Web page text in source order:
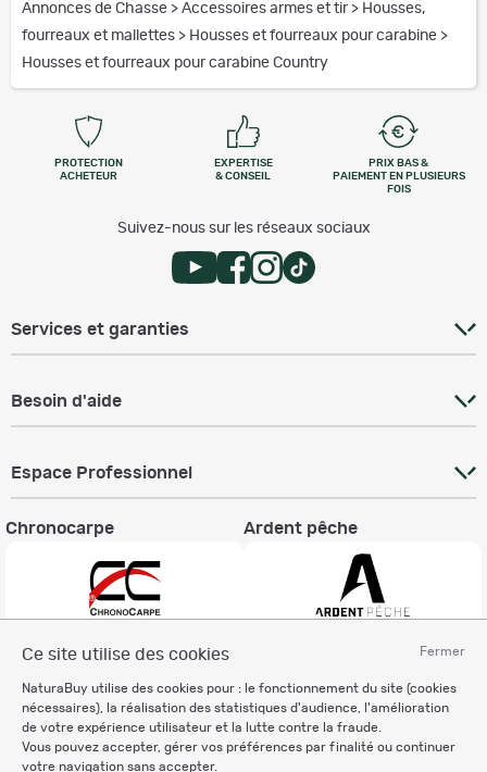
Fermer
Ce site utilise des cookies
NaturaBuy utilise des cookies pour : le fonctionnement du site (cookies
nécessaires), la réalisation des statistiques d'audience, l'amélioration
de votre expérience utilisateur et la lutte contre la fraude.
Vous pouvez accepter, gérer vos préférences par finalité ou continuer
votre navigation sans accepter.
Annonces de Chasse > Accessoires armes et tir > Housses,
fourreaux et mallettes > Housses et fourreaux pour carabine >
Housses et fourreaux pour carabine Country
PROTECTION
ACHETEUR
EXPERTISE
& CONSEIL
PRIX BAS &
PAIEMENT EN PLUSIEURS
FOIS
Suivez-nous sur les réseaux sociaux
Services et garanties
Besoin d'aide
Espace Professionnel
Chronocarpe Ardent pêche
Charte éthique
Mentions légales
Règlement & Conditions d'utilisation